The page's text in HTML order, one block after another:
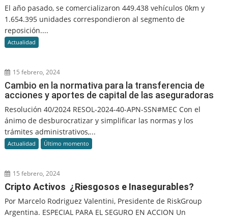
El año pasado, se comercializaron 449.438 vehículos 0km y
1.654.395 unidades correspondieron al segmento de
reposición....
Actualidad
15 febrero, 2024
Cambio en la normativa para la transferencia de
acciones y aportes de capital de las aseguradoras
Resolución 40/2024 RESOL-2024-40-APN-SSN#MEC Con el
ánimo de desburocratizar y simplificar las normas y los
trámites administrativos,...
Actualidad Último momento
15 febrero, 2024
Cripto Activos ¿Riesgosos e Inasegurables?
Por Marcelo Rodriguez Valentini, Presidente de RiskGroup
Argentina. ESPECIAL PARA EL SEGURO EN ACCION Un